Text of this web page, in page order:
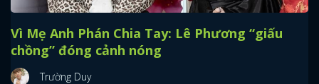
Vì Mẹ Anh Phán Chia Tay: Lê Phương “giấu
chồng” đóng cảnh nóng
Trường Duy